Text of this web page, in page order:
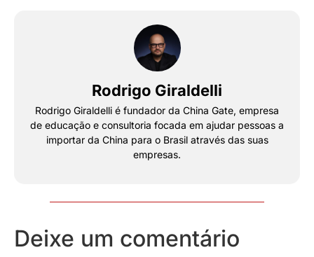
Rodrigo Giraldelli
Rodrigo Giraldelli é fundador da China Gate, empresa
de educação e consultoria focada em ajudar pessoas a
importar da China para o Brasil através das suas
empresas.
Deixe um comentário